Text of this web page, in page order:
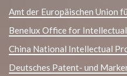
Amt der Europäischen Union
Benelux Office for
China National Intellectual
Deutsches Patent- und